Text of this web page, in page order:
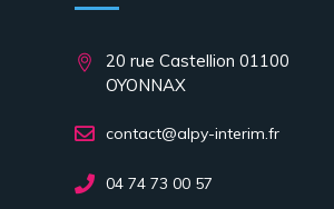
20 rue Castellion 01100
OYONNAX
contact@alpy-interim.fr
04 74 73 00 57